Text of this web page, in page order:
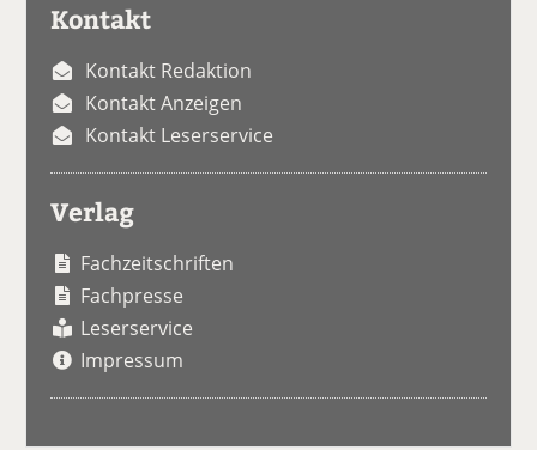
Kontakt
Kontakt Redaktion
Kontakt Anzeigen
Kontakt Leserservice
Verlag
Fachzeitschriften
Fachpresse
Leserservice
Impressum